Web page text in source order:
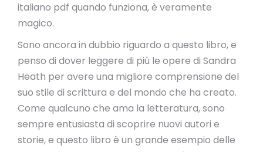
italiano pdf quando funziona, è veramente
magico.
Sono ancora in dubbio riguardo a questo libro, e
penso di dover leggere di più le opere di Sandra
Heath per avere una migliore comprensione del
suo stile di scrittura e del mondo che ha creato.
Come qualcuno che ama la letteratura, sono
sempre entusiasta di scoprire nuovi autori e
storie, e questo libro è un grande esempio delle